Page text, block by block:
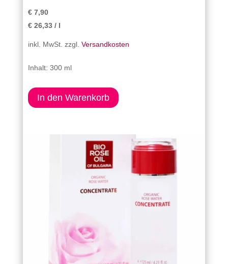
€7,90
€26,33/ l
inkl. MwSt. zzgl. Versandkosten
Inhalt: 300 ml
In den Warenkorb